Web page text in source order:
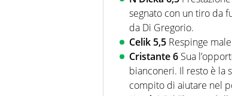
segnato con un tiro da
da Di Gregorio.
Celik 5,5 Respinge
Cristante 6 Sua
bianconeri. Il resto è la
compito di aiutare nel